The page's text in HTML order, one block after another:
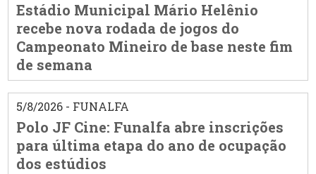
Estádio Municipal Mário Helênio
recebe nova rodada de jogos do
Campeonato Mineiro de base neste fim
de semana
5/8/2026 - FUNALFA
Polo JF Cine: Funalfa abre inscrições
para última etapa do ano de ocupação
dos estúdios